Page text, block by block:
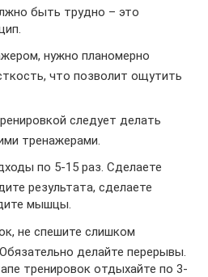
быть трудно – это
нужно планомерно
что позволит ощутить
следует делать
тренажерами.
по 5-15 раз. Сделаете
результата, сделаете
мышцы.
не спешите слишком
делайте перерывы.
тренировок отдыхайте по 3-